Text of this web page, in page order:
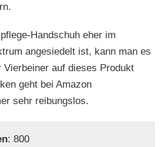
Handschuh eher im
angesiedelt ist, kann man es
Vierbeiner auf dieses Produkt
geht bei Amazon
sehr reibungslos.
: 800